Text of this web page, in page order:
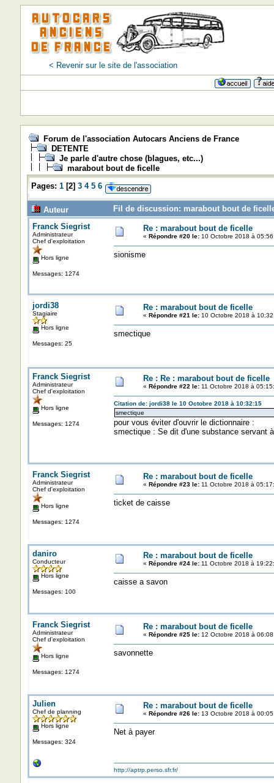
< Revenir sur le site de l'association
Forum de l'association Autocars Anciens de France
DETENTE
Je parle d'autre chose (blagues, etc...)
marabout bout de ficelle
Pages: 1[2] 3 4 5 6
Auteur
Fil de discussion: marabout bout de
Franck Siegrist
Administrateur
Chef d'exploitation
Hors ligne
Messages: 1274
Re : marabout bout de ficelle
« Répondre #20 le:10 Octobre 2018 à
sionisme
jordi38
Stagiaire
Hors ligne
Messages: 25
Re : marabout bout de ficelle
« Répondre #21 le:10 Octobre 2018 à
smectique
Franck Siegrist
Administrateur
Chef d'exploitation
Hors ligne
Messages: 1274
Re : Re : marabout bout de ficelle
« Répondre #22 le:11 Octobre 2018 à
Citation de: jordi38 le 10 Octobre 2018 à 10:32:15
smectique
pour vous éviter d'ouvrir le dictionnaire :
smectique : Se dit d'une substance servant
Franck Siegrist
Administrateur
Chef d'exploitation
Hors ligne
Messages: 1274
Re : marabout bout de ficelle
« Répondre #23 le:11 Octobre 2018 à
ticket de caisse
daniro
Conducteur
Hors ligne
Messages: 100
Re : marabout bout de ficelle
« Répondre #24 le:11 Octobre 2018 à
caisse a savon
Franck Siegrist
Administrateur
Chef d'exploitation
Hors ligne
Messages: 1274
Re : marabout bout de ficelle
« Répondre #25 le:12 Octobre 2018 à
savonnette
Julien
Chef de planning
Hors ligne
Messages: 324
Re : marabout bout de ficelle
« Répondre #26 le:13 Octobre 2018 à
Net à payer
http://aptrp.perso.sfr.fr/